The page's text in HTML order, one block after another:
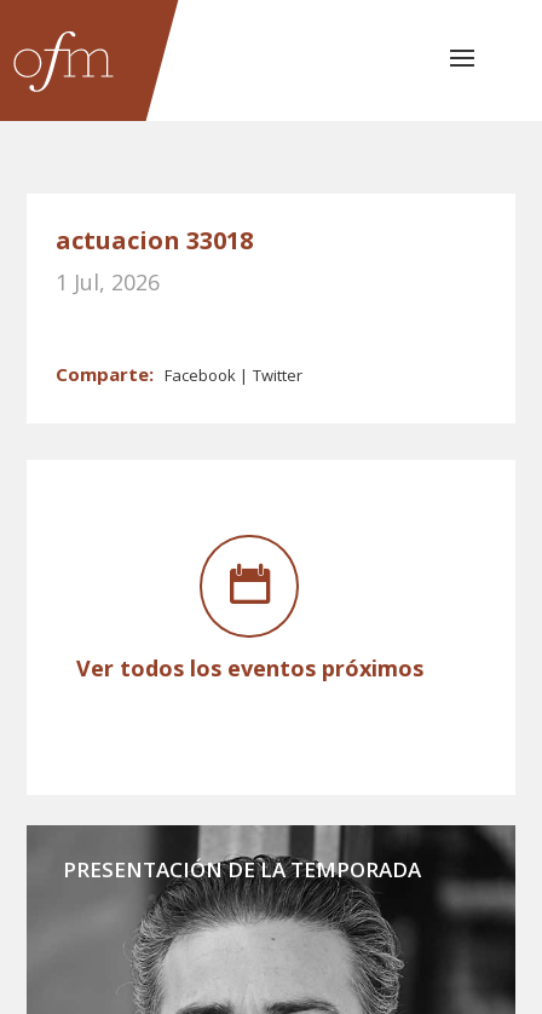
actuacion 33018
1 Jul, 2026
Facebook Twitter
Ver todos los eventos próximos
PRESENTACIÓN DE LA TEMPORADA